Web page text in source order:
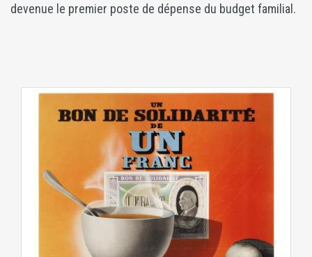
devenue le premier poste de dépense du budget familial.